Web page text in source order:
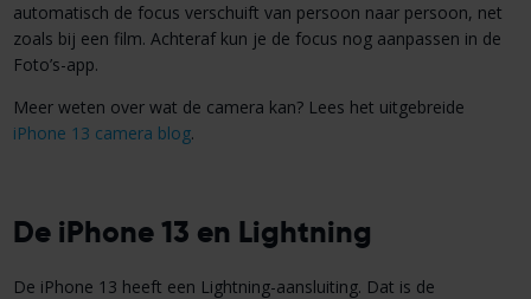
automatisch de focus verschuift van persoon naar persoon, net
zoals bij een film. Achteraf kun je de focus nog aanpassen in de
Foto’s-app.
Meer weten over wat de camera kan? Lees het uitgebreide
iPhone 13 camera blog.
De iPhone 13 en Lightning
De iPhone 13 heeft een Lightning-aansluiting. Dat is de